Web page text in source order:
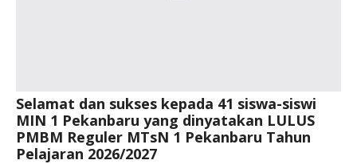
Selamat dan sukses kepada 41 siswa-siswi
MIN 1 Pekanbaru yang dinyatakan LULUS
PMBM Reguler MTsN 1 Pekanbaru Tahun
Pelajaran 2026/2027